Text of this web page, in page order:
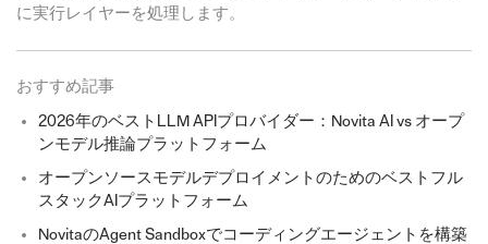
に実行レイヤーを処理します。
おすすめ記事
2026年のベストLLM APIプロバイダー：Novita AI vs オープ
ンモデル推論プラットフォーム
オープンソースモデルデプロイメントのためのベストフル
スタックAIプラットフォーム
NovitaのAgent Sandboxでコーディングエージェントを構築